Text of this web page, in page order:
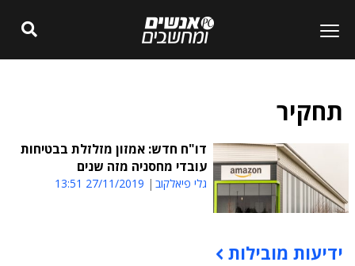
תחקיר
דו"ח חדש: אמזון מזלזלת בבטיחות
עובדי מחסניה מזה שנים
גלי פיאלקוב 27/11/2019 13:51
תוכן פרסומי
ידיעות מובילות